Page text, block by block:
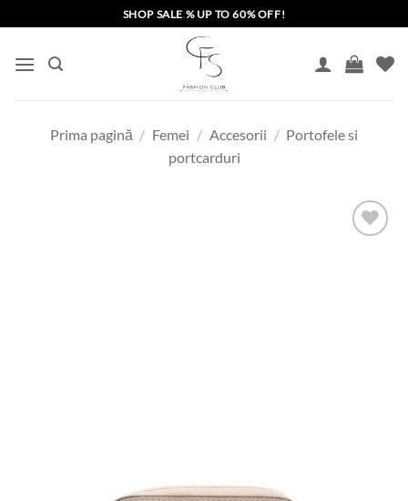
to
content
SHOP SALE % UP TO 60% OFF!
Prima pagină / Femei / Accesorii / Portofele si
portcarduri